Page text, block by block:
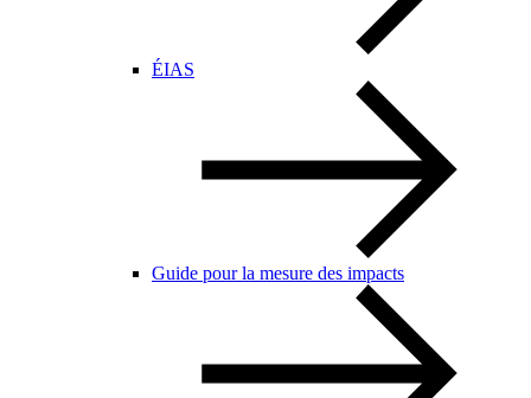
ÉIAS
Guide pour la mesure des impacts